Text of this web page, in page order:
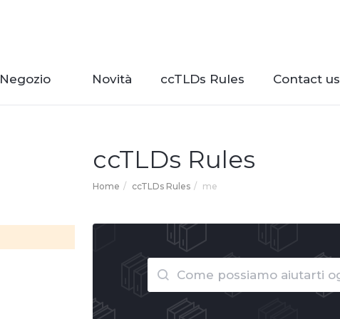
Negozio Novità ccTLDs Rules Contact us
ccTLDs Rules
Home ccTLDs Rules me